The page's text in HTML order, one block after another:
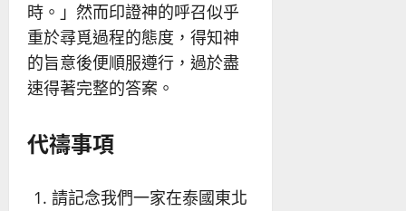
時。」然而印證神的呼召似乎
重於尋覓過程的態度，得知神
的旨意後便順服遵行，過於盡
速得著完整的答案。
代禱事項
請記念我們一家在泰國東北